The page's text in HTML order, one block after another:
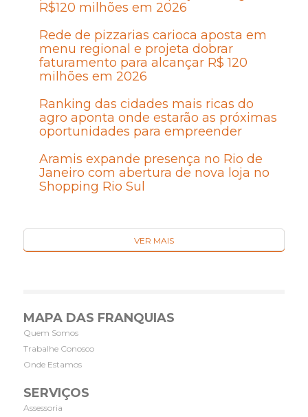
R$120 milhões em 2026
Rede de pizzarias carioca aposta em
menu regional e projeta dobrar
faturamento para alcançar R$ 120
milhões em 2026
Ranking das cidades mais ricas do
agro aponta onde estarão as próximas
oportunidades para empreender
Aramis expande presença no Rio de
Janeiro com abertura de nova loja no
Shopping Rio Sul
VER MAIS
MAPA DAS FRANQUIAS
Quem Somos
Trabalhe Conosco
Onde Estamos
SERVIÇOS
Assessoria